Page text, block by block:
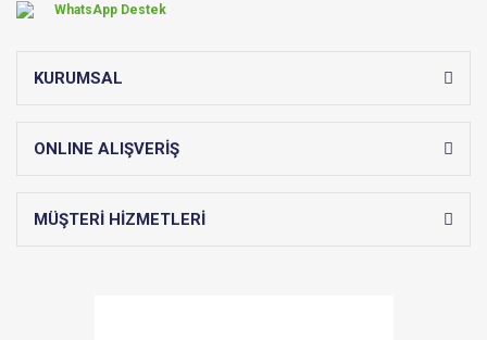
WhatsApp Destek
KURUMSAL
ONLINE ALIŞVERİŞ
MÜŞTERİ HİZMETLERİ